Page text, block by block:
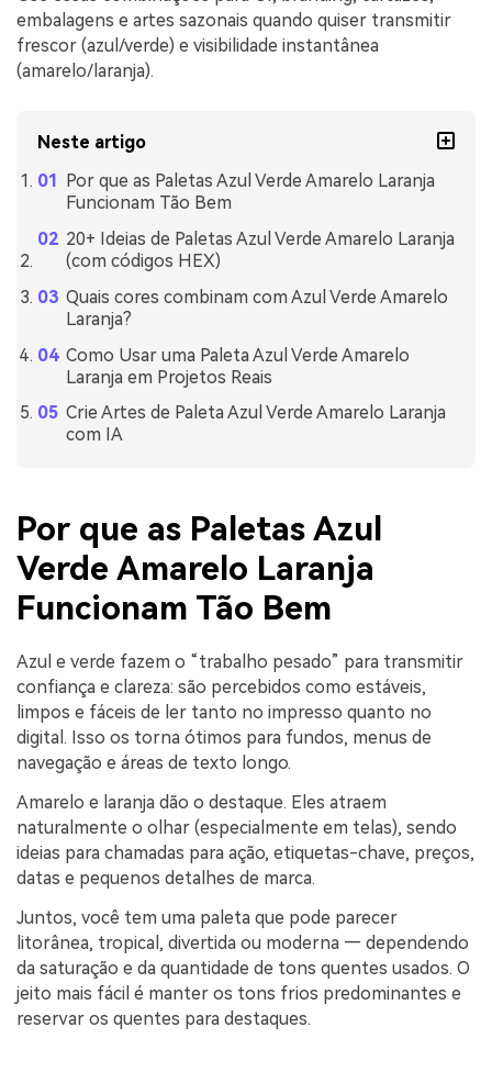
embalagens e artes sazonais quando quiser transmitir
frescor (azul/verde) e visibilidade instantânea
(amarelo/laranja).
Neste artigo
Por que as Paletas Azul Verde Amarelo Laranja
Funcionam Tão Bem
20+ Ideias de Paletas Azul Verde Amarelo Laranja
(com códigos HEX)
Quais cores combinam com Azul Verde Amarelo
Laranja?
Como Usar uma Paleta Azul Verde Amarelo
Laranja em Projetos Reais
Crie Artes de Paleta Azul Verde Amarelo Laranja
com IA
Por que as Paletas Azul
Verde Amarelo Laranja
Funcionam Tão Bem
Azul e verde fazem o “trabalho pesado” para transmitir
confiança e clareza: são percebidos como estáveis,
limpos e fáceis de ler tanto no impresso quanto no
digital. Isso os torna ótimos para fundos, menus de
navegação e áreas de texto longo.
Amarelo e laranja dão o destaque. Eles atraem
naturalmente o olhar (especialmente em telas), sendo
ideias para chamadas para ação, etiquetas-chave, preços,
datas e pequenos detalhes de marca.
Juntos, você tem uma paleta que pode parecer
litorânea, tropical, divertida ou moderna — dependendo
da saturação e da quantidade de tons quentes usados. O
jeito mais fácil é manter os tons frios predominantes e
reservar os quentes para destaques.